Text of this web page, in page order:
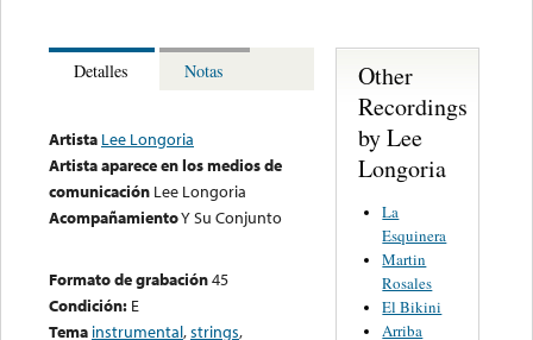
Detalles Notas
Artista Lee Longoria
Artista aparece en los medios de
comunicación Lee Longoria
AcompañamientoY Su Conjunto
Formato de grabación45
Condición: E
Tema instrumental,strings,
Other
Recordings
by Lee
Longoria
La
Esquinera
Martin
Rosales
El Bikini
Arriba